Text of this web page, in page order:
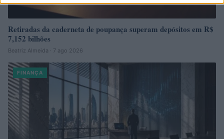
Retiradas da caderneta de poupança superam depósitos em R$
7,152 bilhões
Beatriz Almeida · 7 ago 2026
FINANÇA